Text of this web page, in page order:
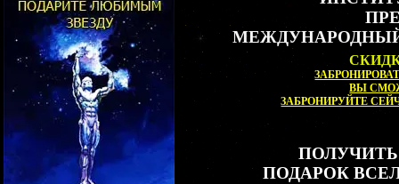
ВЫ
ЗАБРОНИРУЙТЕ
ПОЛУЧИТЬ
ПОДАРОК